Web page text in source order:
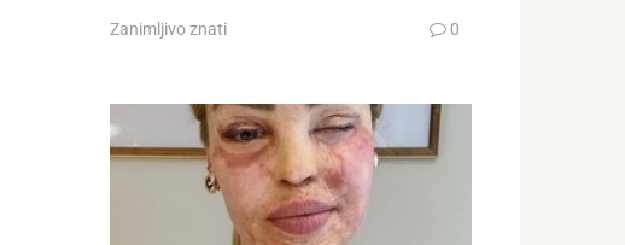
Zanimljivo znati 0